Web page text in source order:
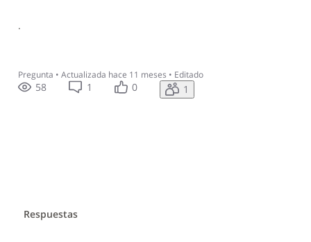
.
Pregunta • Actualizada hace 11 meses • Editado
58 1 0 1
Respuestas